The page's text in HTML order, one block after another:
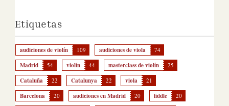
Etiquetas
audiciones de violín 109 audiciones de viola 74
Madrid 54 violín 44 masterclass de violín 25
Cataluña 22 Catalunya 22 viola 21
Barcelona 20 audiciones en Madrid 20 fiddle 20